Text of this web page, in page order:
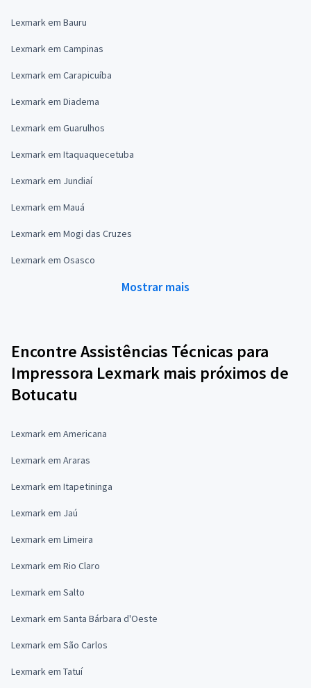
Lexmark em Bauru
Lexmark em Campinas
Lexmark em Carapicuíba
Lexmark em Diadema
Lexmark em Guarulhos
Lexmark em Itaquaquecetuba
Lexmark em Jundiaí
Lexmark em Mauá
Lexmark em Mogi das Cruzes
Lexmark em Osasco
Mostrar mais
Encontre Assistências Técnicas para
Impressora Lexmark mais próximos de
Botucatu
Lexmark em Americana
Lexmark em Araras
Lexmark em Itapetininga
Lexmark em Jaú
Lexmark em Limeira
Lexmark em Rio Claro
Lexmark em Salto
Lexmark em Santa Bárbara d'Oeste
Lexmark em São Carlos
Lexmark em Tatuí